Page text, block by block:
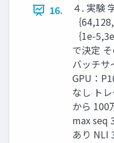
16.
４. 実験
｛
｛1e-
で決定
バッチサ
GPU：
なし ト
から 100
max seq
あり NLI